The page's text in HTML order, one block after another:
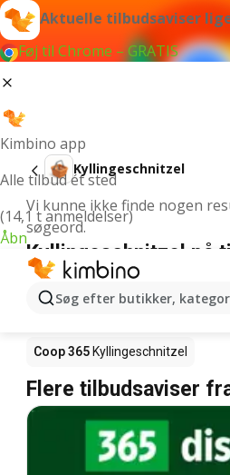
Aktuelle tilbudsaviser
Føj til Chrome – GRATIS
Kimbino app
Alle tilbud ét sted
(14,1 t anmeldelser)
Åbn
Søg efter butikker,
Kyllingeschnitzel
Vi kunne ikke finde nogen
søgeord.
Kyllingeschnitzel på
den købes?
Coop 365 Kyllingeschnitzel
Flere tilbudsaviser